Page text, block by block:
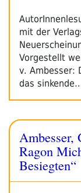
mit der
Vorgestellt
v. Ambesser:
das
Ambesser,
Ragon
Besiegten“